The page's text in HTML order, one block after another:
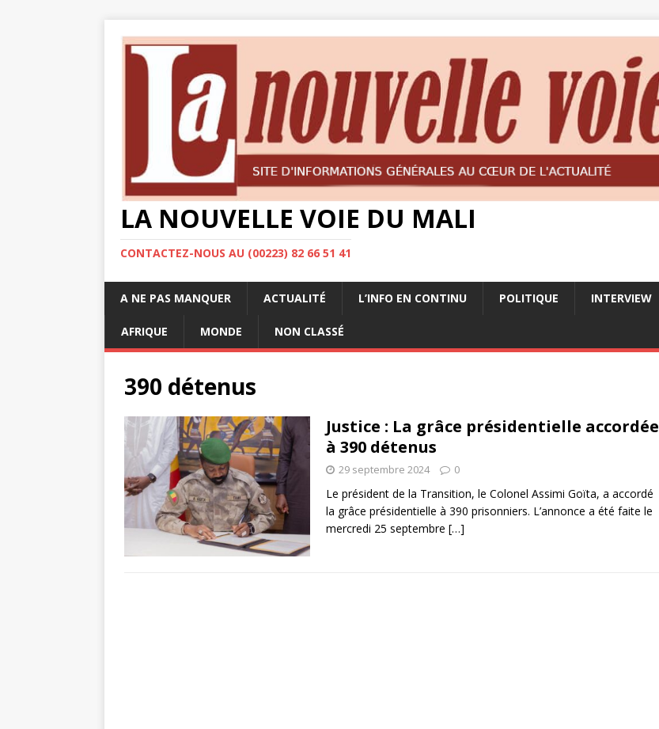
LA NOUVELLE VOIE DU MALI
CONTACTEZ-NOUS AU (00223) 82 66 51 41
A NE PAS MANQUER ACTUALITÉ L’INFO EN CONTINU POLITIQUE INTERVIEW
AFRIQUE MONDE NON CLASSÉ
390 détenus
Justice : La grâce présidentielle accordée
à 390 détenus
29 septembre 2024 0
Le président de la Transition, le Colonel Assimi Goïta, a accordé
la grâce présidentielle à 390 prisonniers. L’annonce a été faite le
mercredi 25 septembre […]